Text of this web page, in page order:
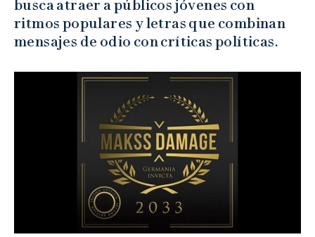
busca atraer a públicos jóvenes con
ritmos populares y letras que combinan
mensajes de odio con críticas políticas.